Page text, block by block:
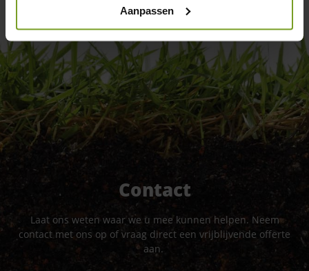
Aanpassen
Contact
Laat ons weten waar we u mee kunnen helpen. Neem
contact met ons op of vraag direct een vrijblijvende offerte
aan.